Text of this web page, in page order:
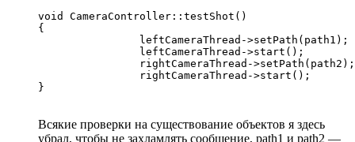
void CameraController::testShot()
{
Всякие проверки на существование объектов я здесь
убрал, чтобы не захламлять сообщение, path1 и path2 —